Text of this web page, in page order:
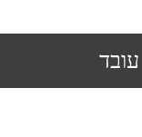
עובד